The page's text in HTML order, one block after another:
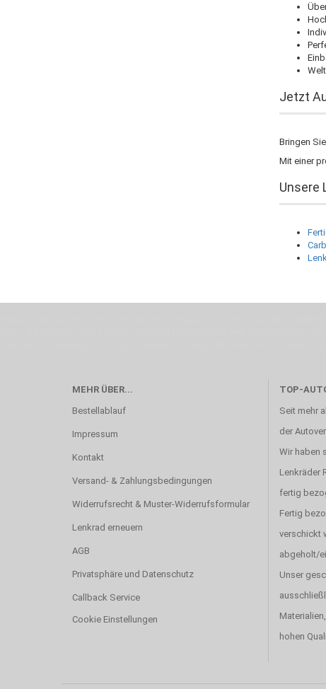
Jetzt
Bringen
Mit einer
Unsere
MEHR ÜBER...
Bestellablauf
Impressum
Kontakt
Versand- & Zahlungsbedingungen
Widerrufsrecht & Muster-Widerrufsformular
Lenkrad erneuern
AGB
Privatsphäre und Datenschutz
Callback Service
Cookie Einstellungen
TOP-
Seit mehr
der
Wir haben
Lenkräder
fertig
Fertig
verschickt
abgeholt/
Unser
hohen